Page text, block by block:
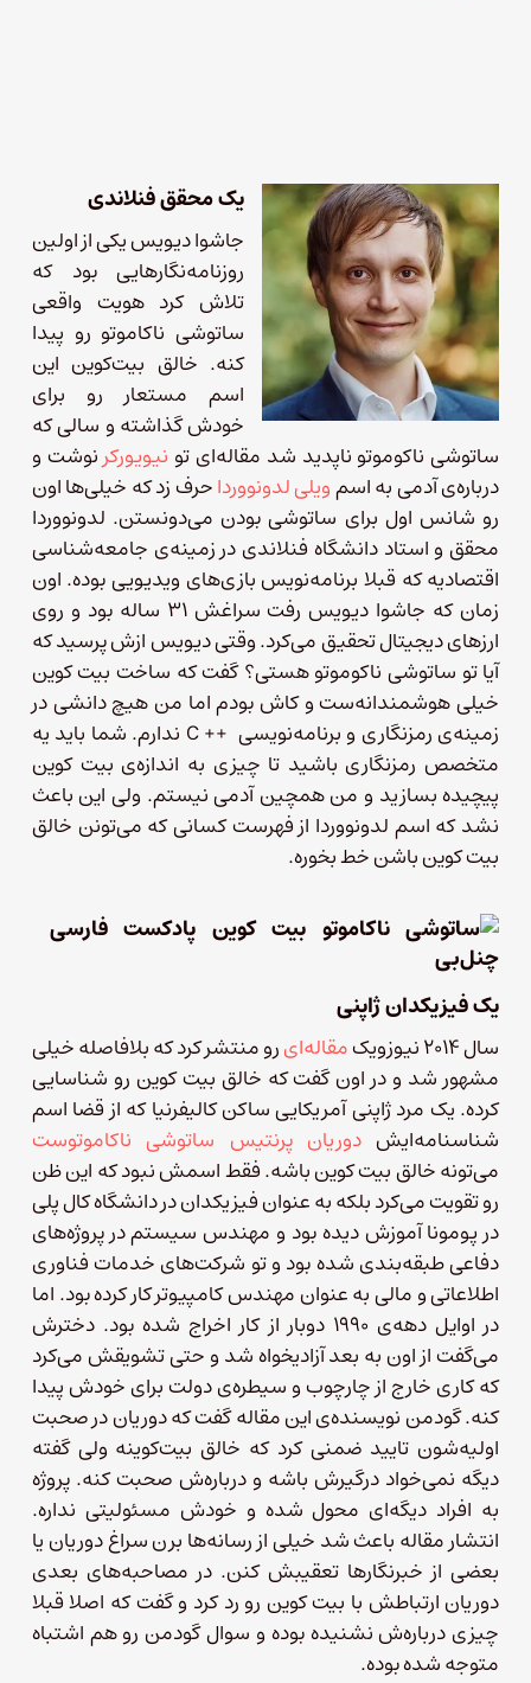
یک محقق فنلاندی
جاشوا دیویس یکی از اولین‌
روزنامه‌نگارهایی بود که
تلاش کرد هویت واقعی
ساتوشی ناکاموتو رو پیدا
کنه. خالق بیت‌کوین این
اسم مستعار رو برای
خودش گذاشته و سالی که
ساتوشی ناکوموتو ناپدید شد مقاله‌ای تو نیویورکرنوشت و
درباره‌ی آدمی به اسمویلی لدونوورداحرف زد که خیلی‌ها اون
رو شانس اول برای ساتوشی بودن می‌دونستن. لدونووردا
محقق و استاد دانشگاه فنلاندی در زمینه‌ی جامعه‌شناسی
اقتصادیه که قبلا برنامه‌نویس بازی‌های ویدیویی بوده. اون
زمان که جاشوا دیویس رفت سراغش ۳۱ ساله بود و روی
ارزهای دیجیتال تحقیق می‌کرد. وقتی دیویس ازش پرسید که
آیا تو ساتوشی ناکوموتو هستی؟‌ گفت که ساخت بیت‌ کوین
خیلی هوشمندانه‌ست و کاش بودم اما من هیچ دانشی در
زمینه‌ی رمزنگاری و برنامه‌نویسی ++ C ندارم. شما باید یه
متخصص رمزنگاری باشید تا چیزی به اندازه‌ی بیت کوین
پیچیده بسازید و من همچین آدمی نیستم. ولی این باعث
نشد که اسم لدونووردا از فهرست کسانی که می‌تونن خالق
بیت کوین باشن خط بخوره.
یک فیزیکدان ژاپنی
سال ۲۰۱۴ نیوزویک مقاله‌ایرو منتشر کرد که بلافاصله خیلی
مشهور شد و در اون گفت که خالق بیت کوین رو شناسایی
کرده. یک مرد ژاپنی آمریکایی ساکن کالیفرنیا که از قضا اسم
شناسنامه‌ایش دوریان پرنتیس ساتوشی ناکاموتوست
می‌تونه خالق بیت‌ کوین باشه. فقط اسمش نبود که این ظن
رو تقویت می‌کرد بلکه به عنوان فیزیکدان در دانشگاه کال پلی
در پومونا آموزش دیده بود و مهندس سیستم در پروژه‌های
دفاعی طبقه‌بندی شده بود و تو شرکت‌های خدمات فناوری
اطلاعاتی و مالی به عنوان مهندس کامپیوتر کار کرده بود. اما
در اوایل دهه‌ی ۱۹۹۰ دوبار از کار اخراج شده بود. دخترش
می‌گفت از اون به بعد آزادیخواه شد و حتی تشویقش می‌کرد
که کاری خارج از چارچوب و سیطره‌ی دولت برای خودش پیدا
کنه. گودمن نویسنده‌ی این مقاله گفت که دوریان در صحبت
اولیه‌شون تایید ضمنی کرد که خالق بیت‌کوینه ولی گفته
دیگه نمی‌خواد درگیرش باشه و درباره‌ش صحبت کنه. پروژه
به افراد دیگه‌ای محول شده و خودش مسئولیتی نداره.
انتشار مقاله باعث شد خیلی از رسانه‌ها برن سراغ دوریان یا
بعضی از خبرنگارها تعقیبش کنن. در مصاحبه‌های بعدی
دوریان ارتباطش با بیت کوین رو رد کرد و گفت که اصلا قبلا
چیزی درباره‌ش نشنیده بوده و سوال گودمن رو هم اشتباه
متوجه شده بوده.